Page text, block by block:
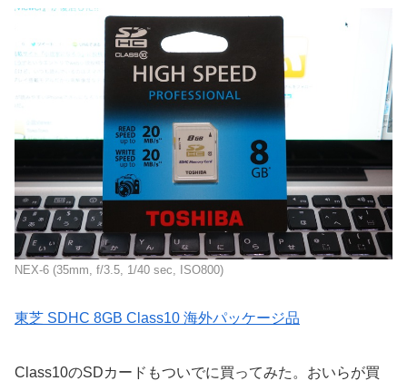
NEX-6 (35mm, f/3.5, 1/40 sec, ISO800)
東芝 SDHC 8GB Class10 海外パッケージ品
Class10のSDカードもついでに買ってみた。おいらが買